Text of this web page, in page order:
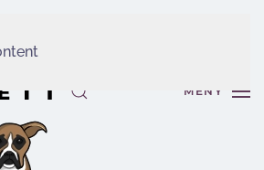
MENY